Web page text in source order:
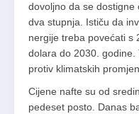
dovoljno da se dostigne
dva stupnja. Ističu da
nergije treba povećati s
dolara do 2030. godine.
protiv klimatskih
Cijene nafte su od
pedeset posto. Danas